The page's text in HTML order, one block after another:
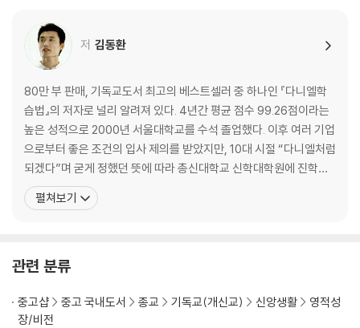
을 사랑하며, 하나님을 위해 살도록 만들어졌으니까요.
3장 수업은 예배다
4장 세상 사람보다 더 열심히!
5장 무엇이든 철저하게!
6장 공부보다 중요한 것
7장 스카이스쿨 공부방
3부 여러분은 이렇게 공부하세요
철저한 성경일기와 신앙훈련을 바탕으로 효과적인 시간관리를 해서 초등
9장 어린이 다니엘 학습 십계명
저 김동환
80만 부 판매, 기독교도서 최고의 베스트셀러 중 하나인 『다니엘학
습법』의 저자로 널리 알려져 있다. 4년간 평균 점수 99.26점이라는
높은 성적으로 2000년 서울대학교를 수석 졸업했다. 이후 여러 기업
으로부터 좋은 조건의 입사 제의를 받았지만, 10대 시절 “다니엘처럼
되겠다”며 굳게 정했던 뜻에 따라 총신대학교 신학대학원에 진학했
으며, 서울대학교 교육학과 박사과정을 수료했다. 퇴행성 디스크라
는 병을 가진 채 기도와 인내로 하나님을 의지하여 성실하게 공부했
펼쳐보기
관련 분류
중고샵 중고 국내도서 종교 기독교(개신교) 신앙생활
영적성
장/비전